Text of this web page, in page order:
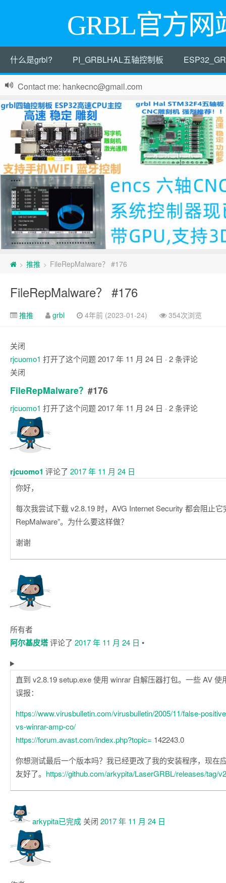
GRBL官方网
什么是grbl? PI_GRBLHAL五轴控制板
Contact me: hankecnc@gmail.com
> 推推 > FileRepMalware？ #176
FileRepMalware？ #176
推推 grbl 4年前 (2023-01-24) 354次浏览
关闭
rjcuomo1 打开了这个问题2017 年 11 月 24 日 · 2 条评论
关闭
FileRepMalware？ #176
rjcuomo1 打开了这个问题2017 年 11 月 24 日 · 2 条评论
注
rjcuomo1 评论了 2017 年 11 月 24 日
你好，
每次我尝试下载 v2.8.19 时，AVG Internet Security 都会阻止它
RepMalware”。为什么要这样做？
谢谢
所有者
阿尔基皮塔评论了 2017 年 11 月 24 日 •
直到 v2.8.19 setup.exe 使用 winrar 自解压器打包。一些 AV
误报：
https://www.virusbulletin.com/virusbulletin/2005/11/false-
vs-winrar-amp-co/
https://forum.avast.com/index.php?topic= 142243.0
你想测试最后一个版本吗？我已经更改了我的安装程序，现在
友好了。 https://github.com/arkypita/LaserGRBL/releases/tag/
arkypita已完成 关闭 2017 年 11 月 24 日